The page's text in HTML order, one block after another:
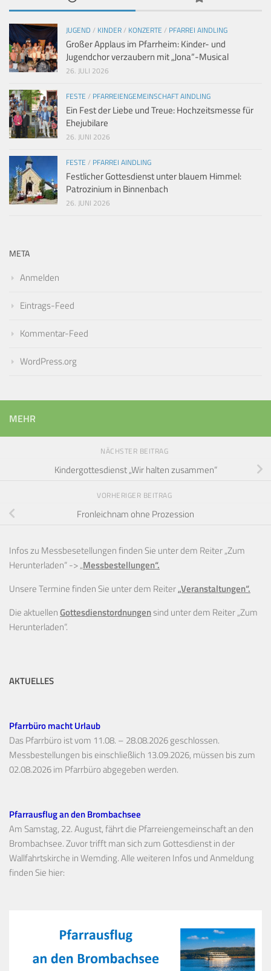
JUGEND / KINDER/ KONZERTE / PFARREI AINDLING
Großer Applaus im Pfarrheim: Kinder- und
Jugendchor verzaubern mit „Jona“-Musical
26. JULI 2026
FESTE / PFARREIENGEMEINSCHAFT AINDLING
Ein Fest der Liebe und Treue: Hochzeitsmesse für
Ehejubilare
26. JUNI 2026
FESTE / PFARREI AINDLING
Festlicher Gottesdienst unter blauem Himmel:
Patrozinium in Binnenbach
26. JUNI 2026
META
Anmelden
Eintrags-Feed
Kommentar-Feed
WordPress.org
MEHR
NÄCHSTER BEITRAG
Kindergottesdienst „Wir halten zusammen“
VORHERIGER BEITRAG
Fronleichnam ohne Prozession
Infos zu Messbesetellungen finden Sie unter dem Reiter „Zum
Herunterladen“ ->„Messbestellungen“.
Unsere Termine finden Sie unter dem Reiter„Veranstaltungen“.
Die aktuellenGottesdienstordnungensind unter dem Reiter „Zum
Herunterladen“.
AKTUELLES
Pfarrbüro macht Urlaub
Das Pfarrbüro ist vom 11.08. – 28.08.2026 geschlossen.
Messbestellungen bis einschließlich 13.09.2026, müssen bis zum
02.08.2026 im Pfarrbüro abgegeben werden.
Pfarrausflug an den Brombachsee
Am Samstag, 22. August, fährt die Pfarreiengemeinschaft an den
Brombachsee. Zuvor trifft man sich zum Gottesdienst in der
Wallfahrtskirche in Wemding. Alle weiteren Infos und Anmeldung
finden Sie hier: